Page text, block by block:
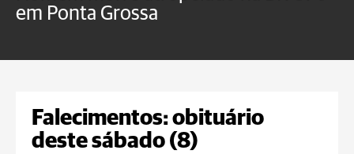
em Ponta Grossa
Falecimentos: obituário
deste sábado (8)